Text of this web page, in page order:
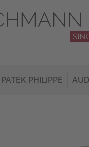
PATEK PHILIPPE